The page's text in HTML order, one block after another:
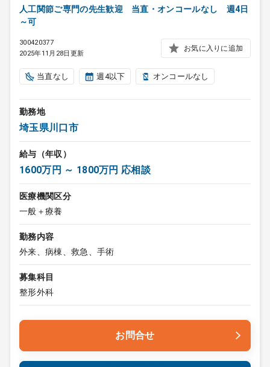
人工関節ご専門の先生歓迎 当直・オンコールなし 週4日
～可
300420377
2025年11月28日更新
お気に入りに追加
当直なし 週4以下 オンコールなし
勤務地
埼玉県川口市
給与（年収）
1600万円 ～ 1800万円 応相談
医療機関区分
一般＋療養
勤務内容
外来、病棟、救急、手術
募集科目
整形外科
お問合せ